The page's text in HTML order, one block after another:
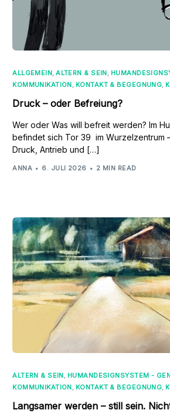
ALLGEMEIN ,ALTERN & SEIN
KOMMUNIKATION KONTAKT & BEGEGNUNG
Druck – oder Befreiung?
Wer oder Was will befreit werden? Im
befindet sich Tor 39 im Wurzelzentrum
Druck, Antrieb und […]
ANNA 6. JULI 2026 2 MIN READ
ALTERN & SEIN, HUMANDESIGNSYSTEM -
KOMMUNIKATION, KONTAKT & BEGEGNUNG,
Langsamer werden – still sein.